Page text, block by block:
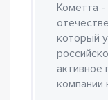
Кометта -
который
активное
компании